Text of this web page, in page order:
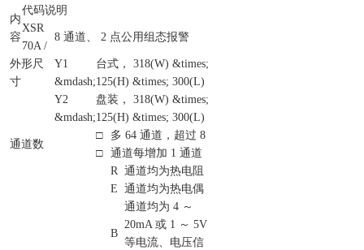
内
容
代码说明
XSR
70A /
8 通道、 2 点公用组态报警
外形尺
寸
Y1
&mdash;
台式， 318(W) &times;
125(H) &times; 300(L)
Y2
&mdash;
盘装， 318(W) &times;
125(H) &times; 300(L)
通道数
□
□
多 64 通道，超过 8
通道每增加 1 通道
R 通道均为热电阻
E 通道均为热电偶
B
通道均为 4 ～
20mA 或 1 ～ 5V
等电流、电压信